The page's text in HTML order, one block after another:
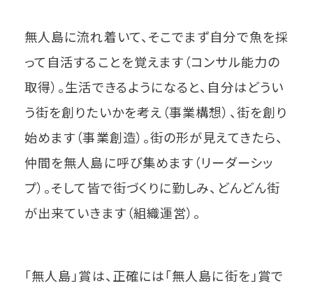
無人島に流れ着いて、そこでまず自分で魚を採
って自活することを覚えます（コンサル能力の
取得）。生活できるようになると、自分はどうい
う街を創りたいかを考え（事業構想）、街を創り
始めます（事業創造）。街の形が見えてきたら、
仲間を無人島に呼び集めます（リーダーシッ
プ）。そして皆で街づくりに勤しみ、どんどん街
が出来ていきます（組織運営）。
「無人島」賞は、正確には「無人島に街を」賞で